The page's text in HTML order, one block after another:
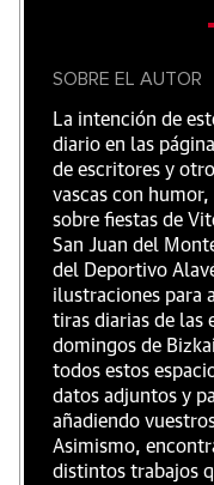
SOBRE EL AUTOR
La intención de
diario en las
de escritores y
vascas con
sobre fiestas de
San Juan del
del Deportivo
ilustraciones para
tiras diarias de las
domingos de
todos estos
datos adjuntos y
añadiendo
Asimismo,
distintos trabajos